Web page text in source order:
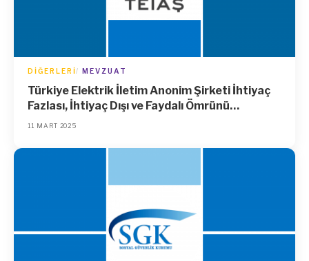
DIĞERLERI MEVZUAT
Türkiye Elektrik İletim Anonim Şirketi İhtiyaç
Fazlası, İhtiyaç Dışı ve Faydalı Ömrünü
Doldurmuş Malzeme, Hurda Malzeme,
Makineleri Değerlendirme Yönetmeliğinde
11 MART 2025